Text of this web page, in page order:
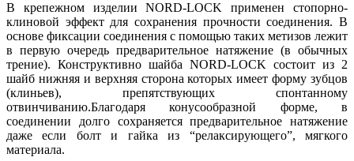
В крепежном изделии NORD-LOCK применен стопорно-
клиновой эффект для сохранения прочности соединения. В
основе фиксации соединения с помощью таких метизов лежит
в первую очередь предварительное натяжение (в обычных
трение). Конструктивно шайба NORD-LOCK состоит из 2
шайб нижняя и верхняя сторона которых имеет форму зубцов
(клиньев), препятствующих спонтанному
отвинчиванию.Благодаря конусообразной форме, в
соединении долго сохраняется предварительное натяжение
даже если болт и гайка из “релаксирующего”, мягкого
материала.